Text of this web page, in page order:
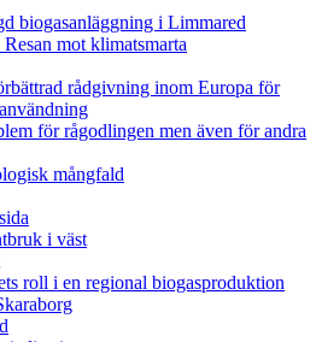
biogasanläggning i Limmared
mot klimatsmarta
rådgivning inom Europa för
för rågodlingen men även för andra
mångfald
i väst
roll i en regional biogasproduktion